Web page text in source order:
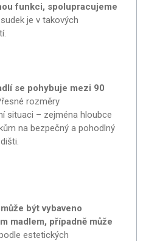
funkci, spolupracujeme
je v takových
se pohybuje mezi 90
rozměry
situaci – zejména hloubce
na bezpečný a pohodlný
být vybaveno
madlem, případně může
estetických